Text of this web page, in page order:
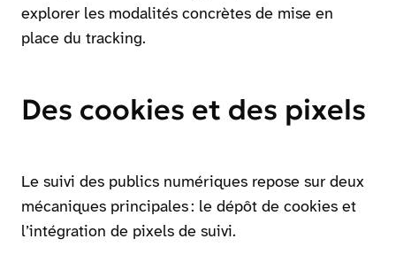
explorer les modalités concrètes de mise en
place du tracking.
Des cookies et des pixels
Le suivi des publics numériques repose sur deux
mécaniques principales : le dépôt de cookies et
l’intégration de pixels de suivi.